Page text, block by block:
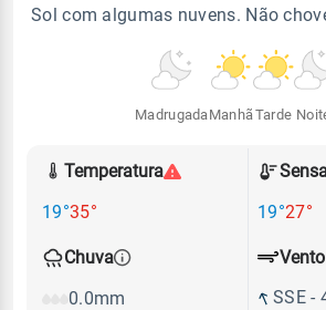
Sol com algumas nuvens. Não
Madrugada Manhã Tarde
Temperatura
19°35°
19°27°
Chuva
0.0mm
Vento
SSE -